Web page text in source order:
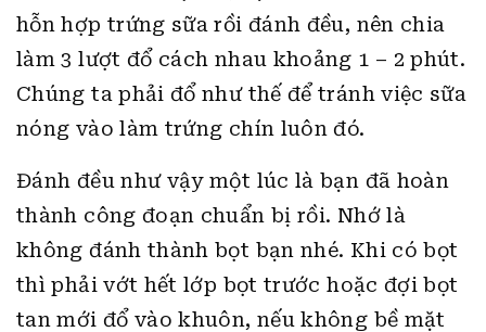
hỗn hợp trứng sữa rồi đánh đều, nên chia
làm 3 lượt đổ cách nhau khoảng 1 – 2 phút.
Chúng ta phải đổ như thế để tránh việc sữa
nóng vào làm trứng chín luôn đó.
Đánh đều như vậy một lúc là bạn đã hoàn
thành công đoạn chuẩn bị rồi. Nhớ là
không đánh thành bọt bạn nhé. Khi có bọt
thì phải vớt hết lớp bọt trước hoặc đợi bọt
tan mới đổ vào khuôn, nếu không bề mặt